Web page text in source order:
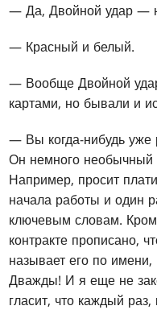
— Да, Двойной удар —
— Красный и белый.
— Вообще Двойной
картами, но бывали и
— Вы когда-нибудь уже
Он немного
Например, просит
начала работы и один
ключевым словам.
контракте прописано,
называет его по имени,
Дважды! И я еще не
гласит, что каждый